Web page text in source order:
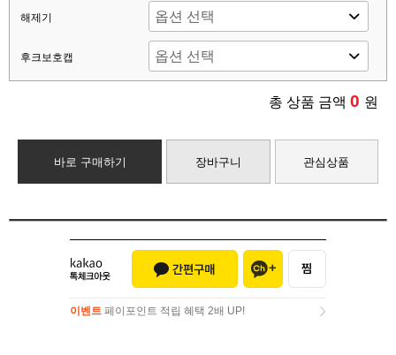
해제기
후크보호캡
총 상품 금액 0 원
바로 구매하기 장바구니 관심상품
이벤트 페이포인트 적립 혜택 2배 UP!